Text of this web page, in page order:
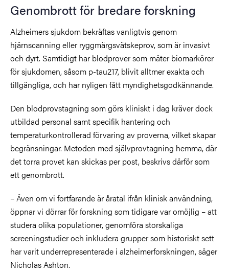
Genombrott för bredare forskning
Alzheimers sjukdom bekräftas vanligtvis genom
hjärnscanning eller ryggmärgsvätskeprov, som är invasivt
och dyrt. Samtidigt har blodprover som mäter biomarkörer
för sjukdomen, såsom p-tau217, blivit alltmer exakta och
tillgängliga, och har nyligen fått myndighetsgodkännande.
Den blodprovstagning som görs kliniskt i dag kräver dock
utbildad personal samt specifik hantering och
temperaturkontrollerad förvaring av proverna, vilket skapar
begränsningar. Metoden med självprovtagning hemma, där
det torra provet kan skickas per post, beskrivs därför som
ett genombrott.
– Även om vi fortfarande är åratal ifrån klinisk användning,
öppnar vi dörrar för forskning som tidigare var omöjlig – att
studera olika populationer, genomföra storskaliga
screeningstudier och inkludera grupper som historiskt sett
har varit underrepresenterade i alzheimerforskningen, säger
Nicholas Ashton.